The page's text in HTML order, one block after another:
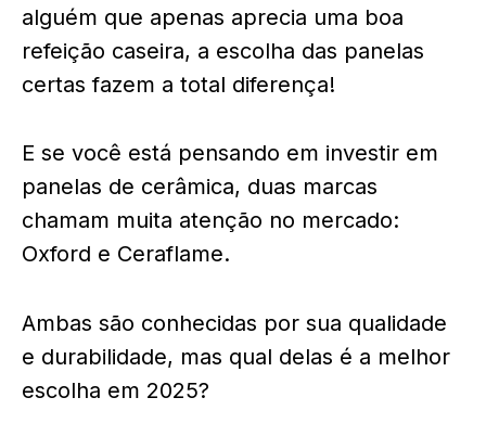
alguém que apenas aprecia uma boa
refeição caseira, a escolha das panelas
certas fazem a total diferença!
E se você está pensando em investir em
panelas de cerâmica, duas marcas
chamam muita atenção no mercado:
Oxford e Ceraflame.
Ambas são conhecidas por sua qualidade
e durabilidade, mas qual delas é a melhor
escolha em 2025?